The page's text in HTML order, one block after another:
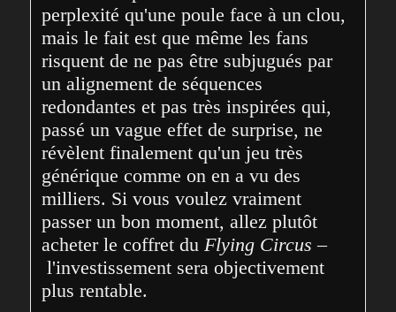
perplexité qu'une poule face à un clou,
mais le fait est que même les fans
risquent de ne pas être subjugués par
un alignement de séquences
redondantes et pas très inspirées qui,
passé un vague effet de surprise, ne
révèlent finalement qu'un jeu très
générique comme on en a vu des
milliers. Si vous voulez vraiment
passer un bon moment, allez plutôt
acheter le coffret du Flying Circus –
l'investissement sera objectivement
plus rentable.